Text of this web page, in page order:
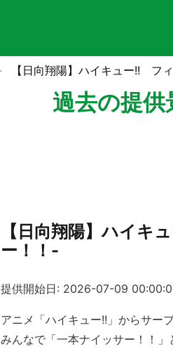
【日向翔陽】ハイキュー!! フ
過去の提供
【日向翔陽】ハイ
ー！！-
提供開始日: 2026-07-09
アニメ「ハイキュー!!」からサー
みんなで「一本ナイッサー！！」